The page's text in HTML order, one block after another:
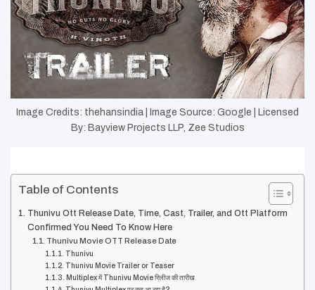
Image Credits: thehansindia | Image Source: Google | Licensed
By: Bayview Projects LLP, Zee Studios
Table of Contents
Thunivu Ott Release Date, Time, Cast, Trailer, and Ott Platform
Confirmed You Need To Know Here
Thunivu Movie OTT Release Date
Thunivu
Thunivu Movie Trailer or Teaser
Multiplex में Thunivu Movie रिलीज की तारीख